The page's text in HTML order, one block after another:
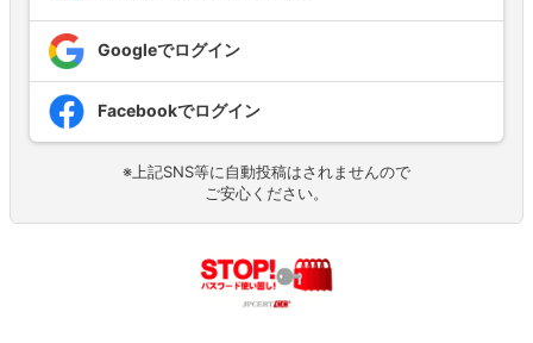
Googleでログイン
Facebookでログイン
※上記SNS等に自動投稿はされませんので
ご安心ください。